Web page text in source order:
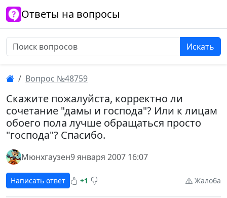
Ответы на вопросы
Искать
Вопрос №48759
Скажите пожалуйста, корректно ли
сочетание "дамы и господа"? Или к лицам
обоего пола лучше обращаться просто
"господа"? Спасибо.
Мюнхгаузен9 января 2007 16:07
Написать ответ +1 Жалоба